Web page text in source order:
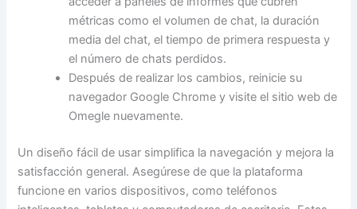
métricas como el volumen de chat, la duración
media del chat, el tiempo de primera respuesta y
el número de chats perdidos.
Después de realizar los cambios, reinicie su
navegador Google Chrome y visite el sitio web de
Omegle nuevamente.
Un diseño fácil de usar simplifica la navegación y mejora la
satisfacción general. Asegúrese de que la plataforma
funcione en varios dispositivos, como teléfonos